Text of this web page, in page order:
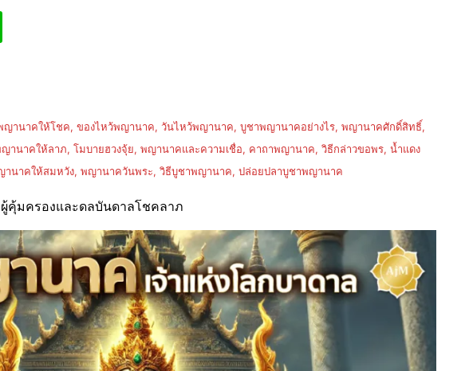
านาคให้โชค, ของไหว้พญานาค, วันไหว้พญานาค, บูชาพญานาคอย่างไร, พญานาคศักดิ์สิทธิ์,
นาคให้ลาภ, โมบายฮวงจุ้ย, พญานาคและความเชื่อ, คาถาพญานาค, วิธีกล่าวขอพร, น้ำแดง
นาคให้สมหวัง, พญานาควันพระ, วิธีบูชาพญานาค, ปล่อยปลาบูชาพญานาค
คุ้มครองและดลบันดาลโชคลาภ